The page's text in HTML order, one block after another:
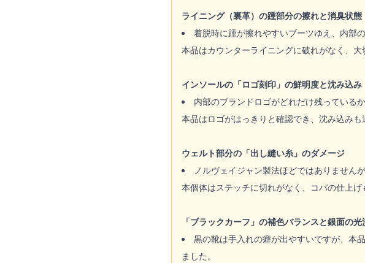
ライニング（裏革）の踵部分の擦れと消臭状態
着脱時に踵が擦れやすいブーツゆえ、内部
本品はカウンターライニングに破れがなく、
インソールの「ロゴ刻印」の鮮明度と沈み込み
内部のブランドロゴがどれだけ残っている
本品はロゴがはっきりと確認でき、沈み込み
ウェルト部分の「出し縫い糸」のダメージ
ノルヴェイジャン製法ほどではありません
本個体はステッチに切れがなく、コバの仕上げ
「ブラックカーフ」の補色バランスと銀面の光
黒の靴は手入れの癖が出やすいですが、本
ました。